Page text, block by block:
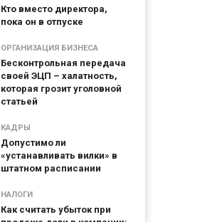
Кто вместо директора,
пока он в отпуске
ОРГАНИЗАЦИЯ БИЗНЕСА
Бесконтрольная передача
своей ЭЦП – халатность,
которая грозит уголовной
статьей
КАДРЫ
Допустимо ли
«устанавливать вилки» в
штатном расписании
НАЛОГИ
Как считать убыток при